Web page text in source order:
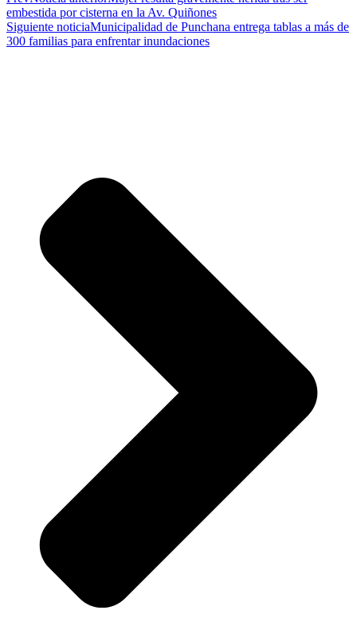
embestida por cisterna en la Av. Quiñones
Siguiente noticiaMunicipalidad de Punchana entrega tablas a más de
300 familias para enfrentar inundaciones